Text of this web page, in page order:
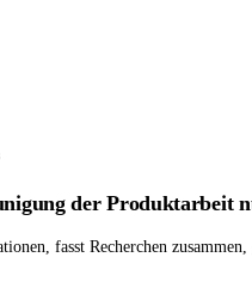
der Produktarbeit
fasst Recherchen